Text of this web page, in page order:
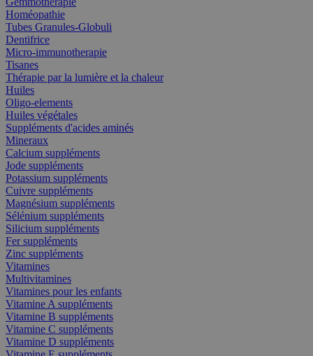
Homéopathie
Tubes Granules-Globuli
Dentifrice
Micro-immunotherapie
Tisanes
Thérapie par la lumière et la chaleur
Huiles
Oligo-elements
Huiles végétales
Suppléments d'acides aminés
Mineraux
Calcium suppléments
Jode suppléments
Potassium suppléments
Cuivre suppléments
Magnésium suppléments
Sélénium suppléments
Silicium suppléments
Fer suppléments
Zinc suppléments
Vitamines
Multivitamines
Vitamines pour les enfants
Vitamine A suppléments
Vitamine B suppléments
Vitamine C suppléments
Vitamine D suppléments